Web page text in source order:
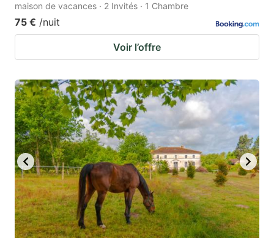
maison de vacances · 2 Invités · 1 Chambre
75 € /nuit
Voir l’offre